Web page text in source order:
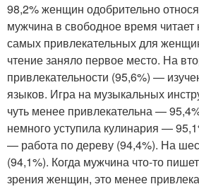
98,2% женщин одобрительно
мужчина в свободное время читает
самых привлекательных для
чтение заняло первое место. На
привлекательности (95,6%) —
языков. Игра на музыкальных
чуть менее привлекательна —
немного уступила кулинария —
— работа по дереву (94,4%). На
(94,1%). Когда мужчина что-то
зрения женщин, это менее